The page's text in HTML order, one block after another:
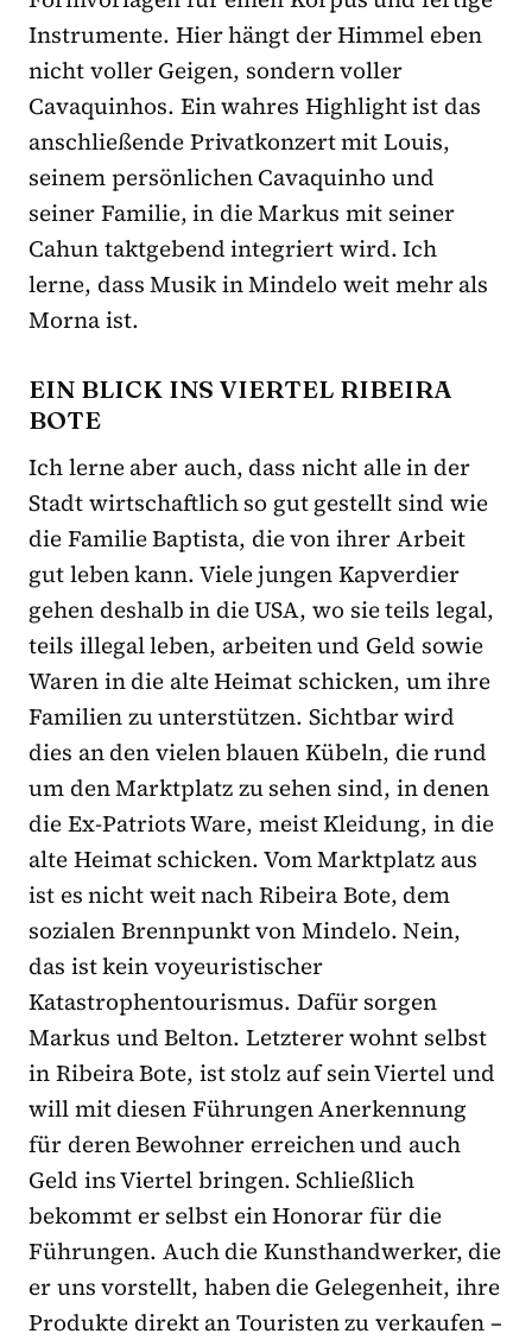
Instrumente. Hier hängt der Himmel eben
nicht voller Geigen, sondern voller
Cavaquinhos. Ein wahres Highlight ist das
anschließende Privatkonzert mit Louis,
seinem persönlichen Cavaquinho und
seiner Familie, in die Markus mit seiner
Cahun taktgebend integriert wird. Ich
lerne, dass Musik in Mindelo weit mehr als
Morna ist.
EIN BLICK INS VIERTEL RIBEIRA
BOTE
Ich lerne aber auch, dass nicht alle in der
Stadt wirtschaftlich so gut gestellt sind wie
die Familie Baptista, die von ihrer Arbeit
gut leben kann. Viele jungen Kapverdier
gehen deshalb in die USA, wo sie teils legal,
teils illegal leben, arbeiten und Geld sowie
Waren in die alte Heimat schicken, um ihre
Familien zu unterstützen. Sichtbar wird
dies an den vielen blauen Kübeln, die rund
um den Marktplatz zu sehen sind, in denen
die Ex-Patriots Ware, meist Kleidung, in die
alte Heimat schicken. Vom Marktplatz aus
ist es nicht weit nach Ribeira Bote, dem
sozialen Brennpunkt von Mindelo. Nein,
das ist kein voyeuristischer
Katastrophentourismus. Dafür sorgen
Markus und Belton. Letzterer wohnt selbst
in Ribeira Bote, ist stolz auf sein Viertel und
will mit diesen Führungen Anerkennung
für deren Bewohner erreichen und auch
Geld ins Viertel bringen. Schließlich
bekommt er selbst ein Honorar für die
Führungen. Auch die Kunsthandwerker, die
er uns vorstellt, haben die Gelegenheit, ihre
Produkte direkt an Touristen zu verkaufen –